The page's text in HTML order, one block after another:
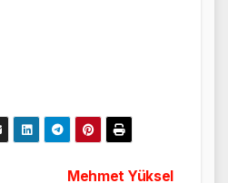
Mehmet Yüksel